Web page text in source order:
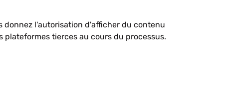
donnez l'autorisation d'afficher du contenu
plateformes tierces au cours du processus.